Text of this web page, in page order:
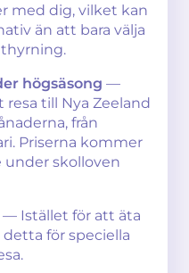
med dig, vilket kan
än att bara välja
högsäsong —
till Nya Zeeland
från
Priserna kommer
under skolloven
— Istället för att äta
detta för speciella